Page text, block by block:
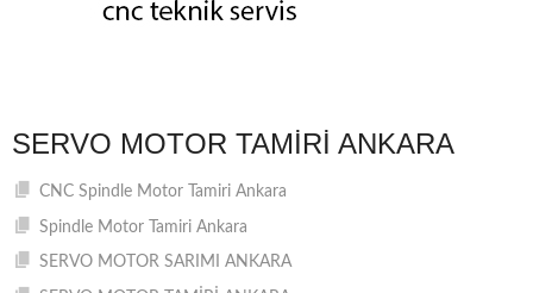
SERVO MOTOR TAMIRI ANKARA
CNC Spindle Motor Tamiri Ankara
Spindle Motor Tamiri Ankara
SERVO MOTOR SARIMI ANKARA